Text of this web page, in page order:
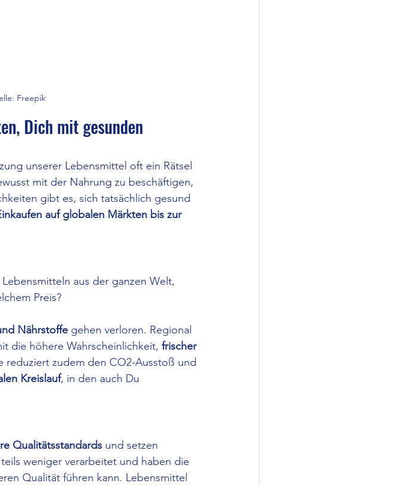
Freepik
Dich mit gesunden
unserer Lebensmittel oft ein Rätsel
mit der Nahrung zu beschäftigen,
gibt es, sich tatsächlich gesund
auf globalen Märkten bis zur
aus der ganzen Welt,
Preis?
Nährstoffe gehen verloren. Regional
die höhere Wahrscheinlichkeit, frischer
reduziert zudem den CO2-Ausstoß und
Kreislauf, in den auch Du
Qualitätsstandards und setzen
weniger verarbeitet und haben die
Qualität führen kann. Lebensmittel